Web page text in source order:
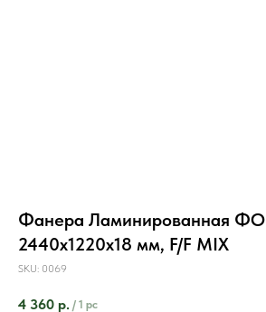
Фанера Ламинированная
2440х1220х18 мм, F/F MIX
SKU: 0069
4 360 р. / 1 pc